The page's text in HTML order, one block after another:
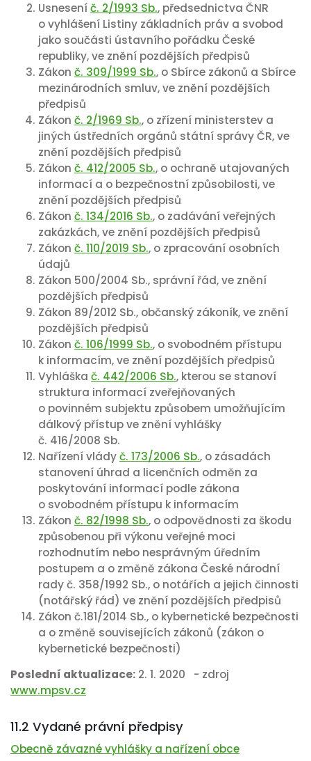
Usneseníč. 2/1993 Sb., předsednictva ČNR
o vyhlášení Listiny základních práv a svobod
jako součásti ústavního pořádku České
republiky, ve znění pozdějších předpisů
Zákon č. 309/1999 Sb., o Sbírce zákonů a Sbírce
mezinárodních smluv, ve znění pozdějších
předpisů
Zákon č. 2/1969 Sb., o zřízení ministerstev a
jiných ústředních orgánů státní správy ČR, ve
znění pozdějších předpisů
Zákon č. 412/2005 Sb., o ochraně utajovaných
informací a o bezpečnostní způsobilosti, ve
znění pozdějších předpisů
Zákon č. 134/2016 Sb., o zadávání veřejných
zakázkách, ve znění pozdějších předpisů
Zákon č. 110/2019 Sb., o zpracování osobních
údajů
Zákon 500/2004 Sb., správní řád, ve znění
pozdějších předpisů
Zákon 89/2012 Sb., občanský zákoník, ve znění
pozdějších předpisů
Zákon č. 106/1999 Sb., o svobodném přístupu
k informacím, ve znění pozdějších předpisů
Vyhláška č. 442/2006 Sb., kterou se stanoví
struktura informací zveřejňovaných
o povinném subjektu způsobem umožňujícím
dálkový přístup ve znění vyhlášky
č. 416/2008 Sb.
Nařízení vládyč. 173/2006 Sb., o zásadách
stanovení úhrad a licenčních odměn za
poskytování informací podle zákona
o svobodném přístupu k informacím
Zákon č. 82/1998 Sb., o odpovědnosti za škodu
způsobenou při výkonu veřejné moci
rozhodnutím nebo nesprávným úředním
postupem a o změně zákona České národní
rady č. 358/1992 Sb., o notářích a jejich činnosti
(notářský řád) ve znění pozdějších předpisů
Zákon č.181/2014 Sb., o kybernetické bezpečnosti
a o změně souvisejících zákonů (zákon o
kybernetické bezpečnosti)
Poslední aktualizace: 2. 1. 2020 - zdroj
www.mpsv.cz
11.2 Vydané právní předpisy
Obecně závazné vyhlášky a nařízení obce